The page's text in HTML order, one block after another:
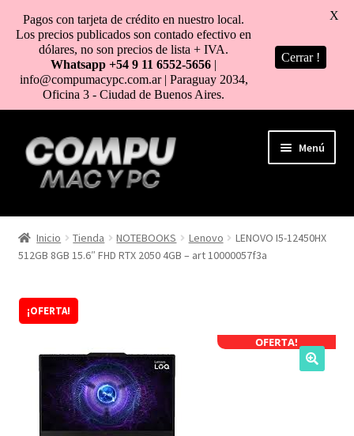
al
contenido
Menú
HOME
TIENDA
COMO COMPRAR
NOSOTROS
SERVICIOS
Inicio Tienda NOTEBOOKS Lenovo
LENOVO I5-12450HX
512GB 8GB 15.6″ FHD RTX 2050 4GB – art 10000057f3a
¡OFERTA!
OFERTA!
Pagos con tarjeta de crédito en nuestro local.
Los precios publicados son contado efectivo en
dólares, no son precios de lista + IVA.
Whatsapp +54 9 11 6552-5656 |
info@compumacypc.com.ar | Paraguay 2034,
Oficina 3 - Ciudad de Buenos Aires.
Cerrar !
X